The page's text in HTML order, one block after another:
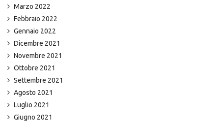
Marzo 2022
Febbraio 2022
Gennaio 2022
Dicembre 2021
Novembre 2021
Ottobre 2021
Settembre 2021
Agosto 2021
Luglio 2021
Giugno 2021